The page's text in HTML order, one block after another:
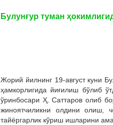
Булунғур туман
Жорий йилнинг 19-август куни
ҳамкорлигида йиғилиш бўлиб
ўринбосари Ҳ. Саттаров олиб
жиноятчиликни олдини олиш,
тайёргарлик кўриш ишларини